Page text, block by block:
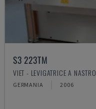
S3 223TM
VIET - LEVIGATRICE A NASTRO
GERMANIA 2006